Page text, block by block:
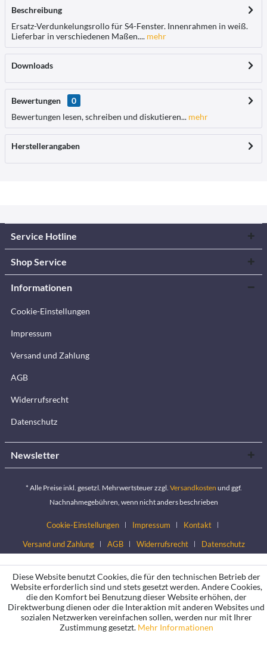
Beschreibung
Ersatz-Verdunkelungsrollo für S4-Fenster. Innenrahmen in weiß.
Lieferbar in verschiedenen Maßen.... mehr
Downloads
Bewertungen
0
Bewertungen lesen, schreiben und diskutieren... mehr
Herstellerangaben
Service Hotline
Shop Service
Informationen
Cookie-Einstellungen
Impressum
Versand und Zahlung
AGB
Widerrufsrecht
Datenschutz
Newsletter
* Alle Preise inkl. gesetzl. Mehrwertsteuer zzgl. Versandkosten und ggf.
Nachnahmegebühren, wenn nicht anders beschrieben
Cookie-Einstellungen Impressum
Kontakt
Versand und Zahlung
AGB Widerrufsrecht Datenschutz
Diese Website benutzt Cookies, die für den technischen Betrieb der
Website erforderlich sind und stets gesetzt werden. Andere Cookies,
die den Komfort bei Benutzung dieser Website erhöhen, der
Direktwerbung dienen oder die Interaktion mit anderen Websites und
sozialen Netzwerken vereinfachen sollen, werden nur mit Ihrer
Zustimmung gesetzt. Mehr Informationen